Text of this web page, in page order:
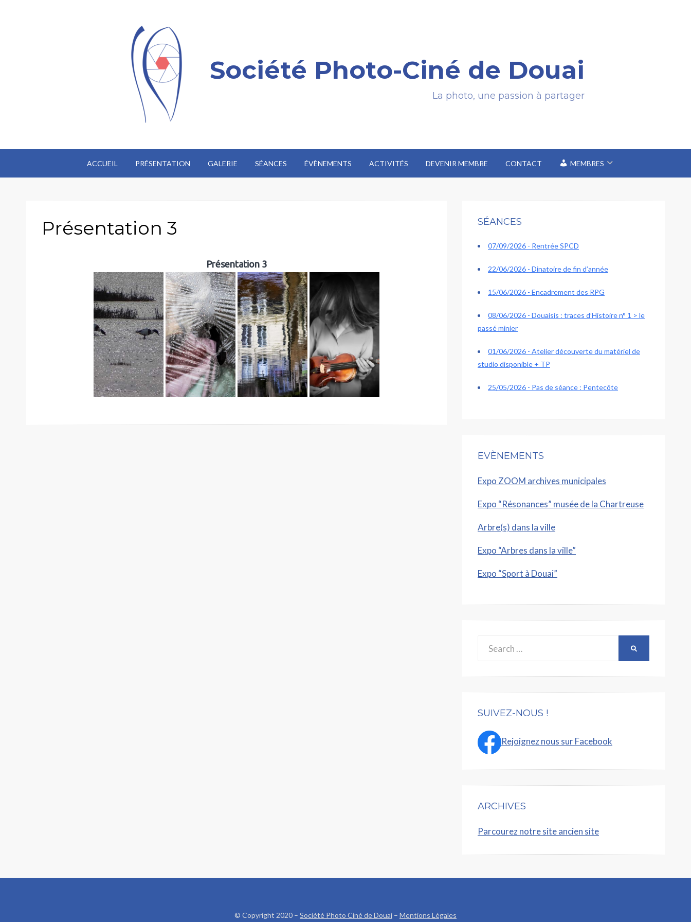
Société Photo-Ciné de Douai
La photo, une passion à partager
ACCUEIL PRÉSENTATION GALERIE SÉANCES ÉVÈNEMENTS ACTIVITÉS DEVENIR MEMBRE CONTACT MEMBRES
Présentation 3
Présentation 3
SÉANCES
07/09/2026 - Rentrée SPCD
22/06/2026 - Dinatoire de fin d’année
15/06/2026 - Encadrement des RPG
08/06/2026 - Douaisis : traces d’Histoire n° 1 > le
passé minier
01/06/2026 - Atelier découverte du matériel de
studio disponible + TP
25/05/2026 - Pas de séance : Pentecôte
EVÈNEMENTS
Expo ZOOM archives municipales
Expo “Résonances” musée de la Chartreuse
Arbre(s) dans la ville
Expo “Arbres dans la ville”
Expo “Sport à Douai”
SUIVEZ-NOUS !
Rejoignez nous sur Facebook
ARCHIVES
Parcourez notre site ancien site
© Copyright 2020 – Société Photo Ciné de Douai – Mentions Légales